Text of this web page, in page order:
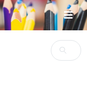
検
索: